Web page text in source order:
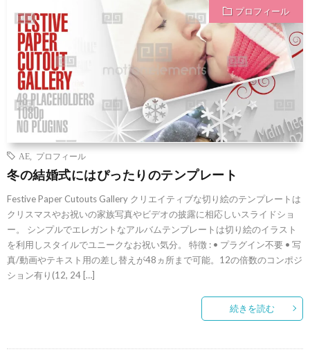
プロフィール
AE プロフィール
冬の結婚式にはぴったりのテンプレート
Festive Paper Cutouts Gallery クリエイティブな切り絵のテンプレートは
クリスマスやお祝いの家族写真やビデオの披露に相応しいスライドショ
ー。 シンプルでエレガントなアルバムテンプレートは切り絵のイラスト
を利用しスタイルでユニークなお祝い気分。 特徴 : • プラグイン不要 • 写
真/動画やテキスト用の差し替えが48ヵ所まで可能。12の倍数のコンポジ
ション有り(12, 24 […]
続きを読む